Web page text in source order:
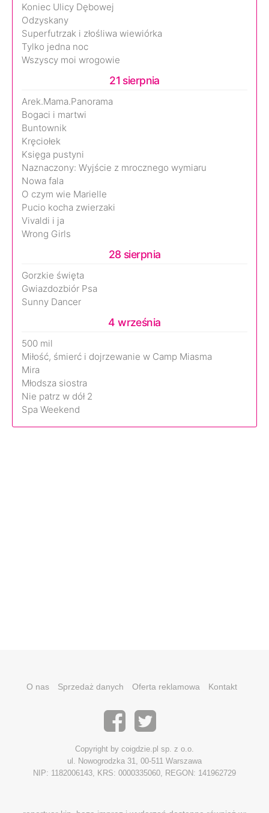
Koniec Ulicy Dębowej
Odzyskany
Superfutrzak i złośliwa wiewiórka
Tylko jedna noc
Wszyscy moi wrogowie
21 sierpnia
Arek.Mama.Panorama
Bogaci i martwi
Buntownik
Kręciołek
Księga pustyni
Naznaczony: Wyjście z mrocznego wymiaru
Nowa fala
O czym wie Marielle
Pucio kocha zwierzaki
Vivaldi i ja
Wrong Girls
28 sierpnia
Gorzkie święta
Gwiazdozbiór Psa
Sunny Dancer
4 września
500 mil
Miłość, śmierć i dojrzewanie w Camp Miasma
Mira
Młodsza siostra
Nie patrz w dół 2
Spa Weekend
O nas Sprzedaż danych Oferta reklamowa Kontakt
Copyright by coigdzie.pl sp. z o.o.
ul. Nowogrodzka 31, 00-511 Warszawa
NIP: 1182006143, KRS: 0000335060, REGON: 141962729